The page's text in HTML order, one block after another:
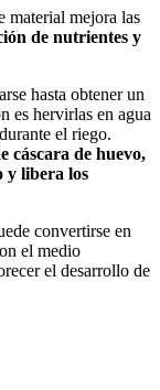
material mejora las
de nutrientes y
hasta obtener un
es hervirlas en agua
el riego.
cáscara de huevo,
y libera los
convertirse en
el medio
el desarrollo de